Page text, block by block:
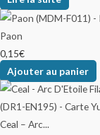
Paon
0,15€
Ajouter au panier
Ceal – Arc...